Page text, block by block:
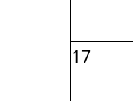
17